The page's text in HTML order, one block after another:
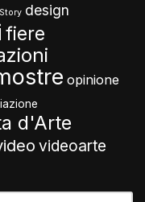
design
fiere
opinione
d'Arte
videoarte